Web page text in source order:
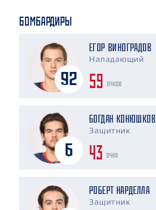
БОМБАРДИРЫ
92
ЕГОР ВИНОГРАДОВ
Нападающий
59 очков
6
БОГДАН КОНЮШКОВ
Защитник
43 очка
РОБЕРТ НАРДЕЛЛА
Защитник